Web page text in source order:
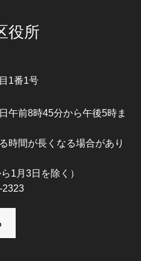
役所
1番1号
午前8時45分から午後5時ま
時間が長くなる場合があり
1月3日を除く）
2323